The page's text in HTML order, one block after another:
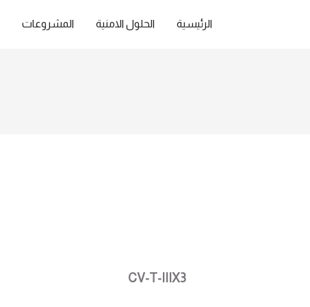
الرئيسية الحلول الامنية المشروعات
CV-T-IIIX3